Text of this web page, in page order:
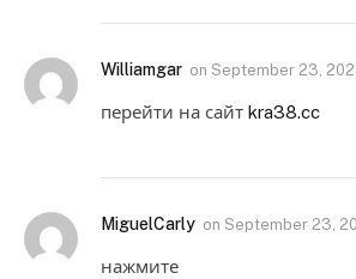
Williamgar on September 23,
перейти на сайт kra38.cc
MiguelCarly on September 23,
нажмите